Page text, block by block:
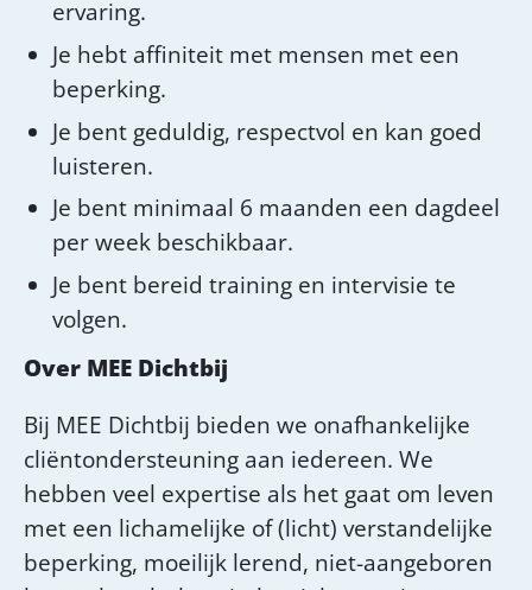
ervaring.
Je hebt affiniteit met mensen met een
beperking.
Je bent geduldig, respectvol en kan goed
luisteren.
Je bent minimaal 6 maanden een dagdeel
per week beschikbaar.
Je bent bereid training en intervisie te
volgen.
Over MEE Dichtbij
Bij MEE Dichtbij bieden we onafhankelijke
cliëntondersteuning aan iedereen. We
hebben veel expertise als het gaat om leven
met een lichamelijke of (licht) verstandelijke
beperking, moeilijk lerend, niet-aangeboren